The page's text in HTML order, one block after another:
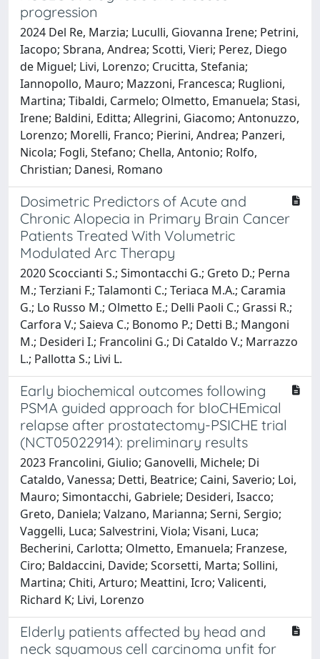
progression
2024 Del Re, Marzia; Luculli, Giovanna Irene; Petrini,
Iacopo; Sbrana, Andrea; Scotti, Vieri; Perez, Diego
de Miguel; Livi, Lorenzo; Crucitta, Stefania;
Iannopollo, Mauro; Mazzoni, Francesca; Ruglioni,
Martina; Tibaldi, Carmelo; Olmetto, Emanuela; Stasi,
Irene; Baldini, Editta; Allegrini, Giacomo; Antonuzzo,
Lorenzo; Morelli, Franco; Pierini, Andrea; Panzeri,
Nicola; Fogli, Stefano; Chella, Antonio; Rolfo,
Christian; Danesi, Romano
Dosimetric Predictors of Acute and
Chronic Alopecia in Primary Brain Cancer
Patients Treated With Volumetric
Modulated Arc Therapy
2020 Scoccianti S.; Simontacchi G.; Greto D.; Perna
M.; Terziani F.; Talamonti C.; Teriaca M.A.; Caramia
G.; Lo Russo M.; Olmetto E.; Delli Paoli C.; Grassi R.;
Carfora V.; Saieva C.; Bonomo P.; Detti B.; Mangoni
M.; Desideri I.; Francolini G.; Di Cataldo V.; Marrazzo
L.; Pallotta S.; Livi L.
Early biochemical outcomes following
PSMA guided approach for bIoCHEmical
relapse after prostatectomy-PSICHE trial
(NCT05022914): preliminary results
2023 Francolini, Giulio; Ganovelli, Michele; Di
Cataldo, Vanessa; Detti, Beatrice; Caini, Saverio; Loi,
Mauro; Simontacchi, Gabriele; Desideri, Isacco;
Greto, Daniela; Valzano, Marianna; Serni, Sergio;
Vaggelli, Luca; Salvestrini, Viola; Visani, Luca;
Becherini, Carlotta; Olmetto, Emanuela; Franzese,
Ciro; Baldaccini, Davide; Scorsetti, Marta; Sollini,
Martina; Chiti, Arturo; Meattini, Icro; Valicenti,
Richard K; Livi, Lorenzo
Elderly patients affected by head and
neck squamous cell carcinoma unfit for